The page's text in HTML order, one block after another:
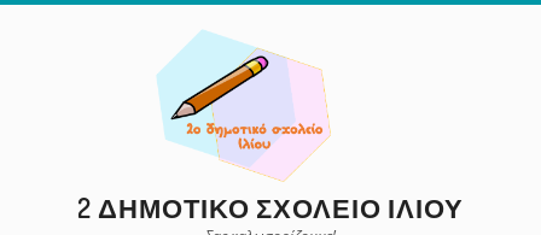
2 ΔΗΜΟΤΙΚΌ ΣΧΟΛΕΊΟ ΙΛΊΟΥ